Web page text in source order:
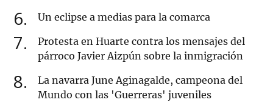
6 Un eclipse a medias para la comarca
7
Protesta en Huarte contra los mensajes del
párroco Javier Aizpún sobre la inmigración
8
La navarra June Aginagalde, campeona del
Mundo con las 'Guerreras' juveniles